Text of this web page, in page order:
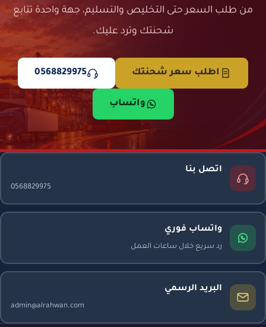
من طلب السعر حتى التخليص والتسليم، جهة واحدة تتابع
شحنتك وترد عليك.
اطلب سعر شحنتك 0568829975
واتساب
اتصل بنا
0568829975
واتساب فوري
رد سريع خلال ساعات العمل
البريد الرسمي
admin@alrahwan.com